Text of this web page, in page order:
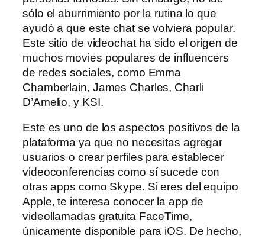
sólo el aburrimiento por la rutina lo que
ayudó a que este chat se volviera popular.
Este sitio de videochat ha sido el origen de
muchos movies populares de influencers
de redes sociales, como Emma
Chamberlain, James Charles, Charli
D’Amelio, y KSI.
Este es uno de los aspectos positivos de la
plataforma ya que no necesitas agregar
usuarios o crear perfiles para establecer
videoconferencias como sí sucede con
otras apps como Skype. Si eres del equipo
Apple, te interesa conocer la app de
videollamadas gratuita FaceTime,
únicamente disponible para iOS. De hecho,